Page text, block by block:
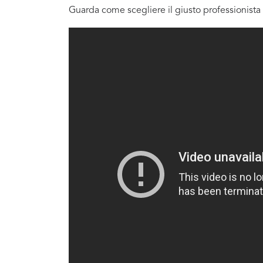
Guarda come scegliere il giusto professionista